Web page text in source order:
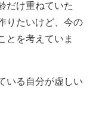
だけ重ねていた
りたいけど、今の
とを考えていま
いる自分が虚しい